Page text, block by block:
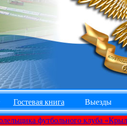
Гостевая книга Выезды
футбольного клуба